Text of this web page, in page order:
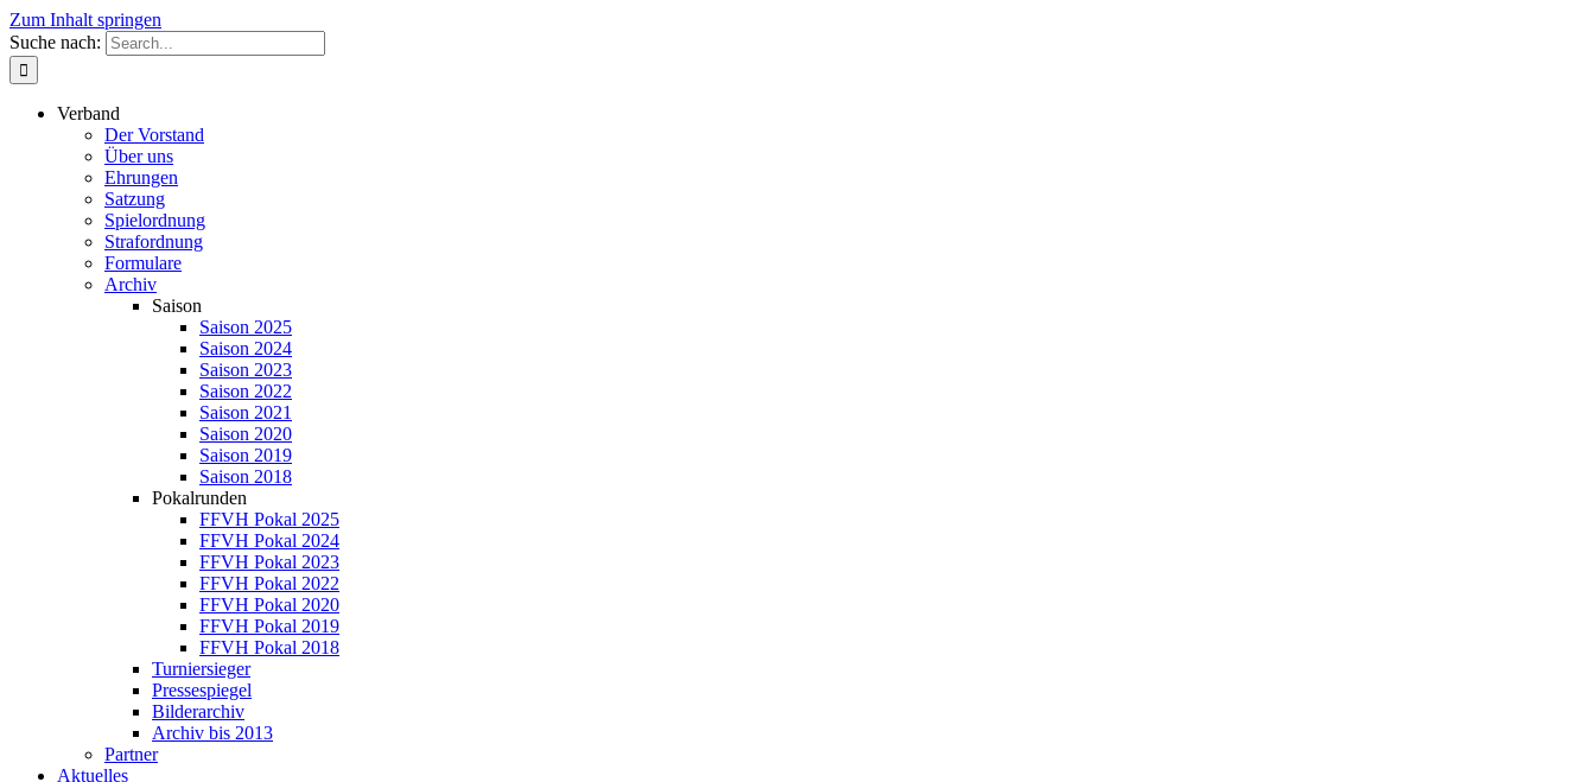
Zum Inhalt springen
Suche nach:
Verband
Der Vorstand
Über uns
Ehrungen
Satzung
Spielordnung
Strafordnung
Formulare
Archiv
Saison
Saison 2025
Saison 2024
Saison 2023
Saison 2022
Saison 2021
Saison 2020
Saison 2019
Saison 2018
Pokalrunden
FFVH Pokal 2025
FFVH Pokal 2024
FFVH Pokal 2023
FFVH Pokal 2022
FFVH Pokal 2020
FFVH Pokal 2019
FFVH Pokal 2018
Turniersieger
Pressespiegel
Bilderarchiv
Archiv bis 2013
Partner
Aktuelles